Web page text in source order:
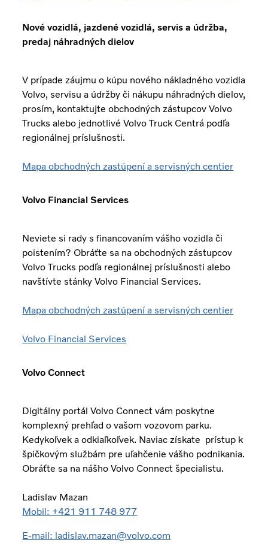
Nové vozidlá, jazdené vozidlá, servis a údržba,
predaj náhradných dielov
V prípade záujmu o kúpu nového nákladného vozidla
Volvo, servisu a údržby či nákupu náhradných dielov,
prosím, kontaktujte obchodných zástupcov Volvo
Trucks alebo jednotlivé Volvo Truck Centrá podľa
regionálnej príslušnosti.
Mapa obchodných zastúpení a servisných centier
Volvo Financial Services
Neviete si rady s financovaním vášho vozidla či
poistením? Obráťte sa na obchodných zástupcov
Volvo Trucks podľa regionálnej príslušnosti alebo
navštívte stánky Volvo Financial Services.
Mapa obchodných zastúpení a servisných centier
Volvo Financial Services
Volvo Connect
Digitálny portál Volvo Connect vám poskytne
komplexný prehľad o vašom vozovom parku.
Kedykoľvek a odkiaľkoľvek. Naviac získate prístup k
špičkovým službám pre uľahčenie vášho podnikania.
Obráťte sa na nášho Volvo Connect špecialistu.
Ladislav Mazan
Mobil: +421 911 748 977
E-mail: ladislav.mazan@volvo.com